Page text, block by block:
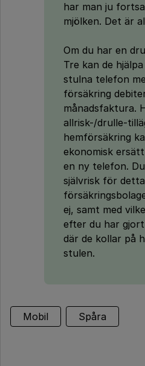
har man ju
mjölken. Det är
Om du har en
Tre kan de
stulna telefon
försäkring
månadsfaktura.
allrisk-/drulle-
hemförsäkring
ekonomisk
en ny telefon.
självrisk för
ej, samt med
efter du har gjort
där de kollar på
stulen.
Mobil Spåra